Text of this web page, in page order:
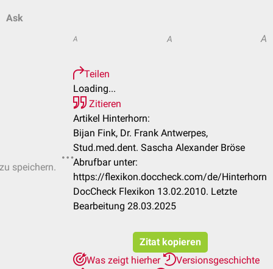
Ask
speichern.
A A A
Teilen
Loading...
Zitieren
Artikel Hinterhorn:
Bijan Fink, Dr. Frank Antwerpes,
Stud.med.dent. Sascha Alexander Bröse
Abrufbar unter:
https://flexikon.doccheck.com/de/Hinterhorn
DocCheck Flexikon 13.02.2010. Letzte
Bearbeitung 28.03.2025
Zitat kopieren
Was zeigt hierher
Versionsgeschichte